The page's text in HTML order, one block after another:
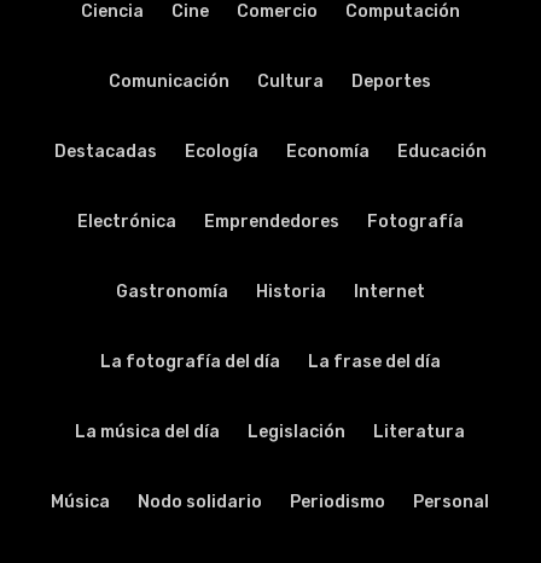
Ciencia Cine Comercio Computación
Comunicación Cultura Deportes
Destacadas Ecología Economía Educación
Electrónica Emprendedores Fotografía
Gastronomía Historia Internet
La fotografía del día La frase del día
La música del día Legislación Literatura
Música Nodo solidario Periodismo Personal